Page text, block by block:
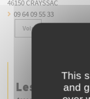
46150 CRAYSSAC
09 64 09 55 33
Voir
Les
This
and